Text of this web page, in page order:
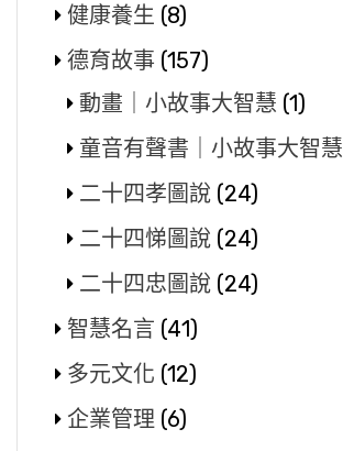
健康養生 (8)
德育故事 (157)
動畫｜小故事大智慧 (1)
童音有聲書｜小故事大智慧
二十四孝圖說 (24)
二十四悌圖說 (24)
二十四忠圖說 (24)
智慧名言 (41)
多元文化 (12)
企業管理 (6)